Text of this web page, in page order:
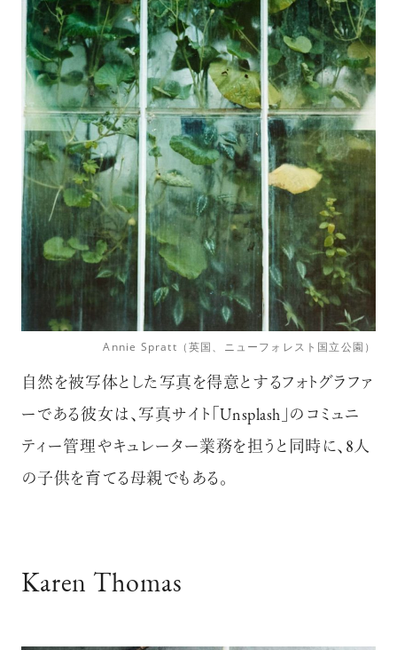
Annie Spratt（英国、ニューフォレスト国立公園）
自然を被写体とした写真を得意とするフォトグラファ
ーである彼女は、写真サイト「Unsplash」のコミュニ
ティー管理やキュレーター業務を担うと同時に、8人
の子供を育てる母親でもある。
Karen Thomas